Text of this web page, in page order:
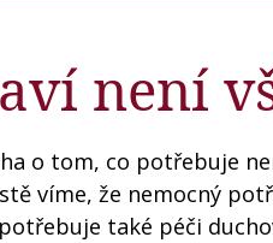
není
o tom, co potřebuje
víme, že nemocný
také péči